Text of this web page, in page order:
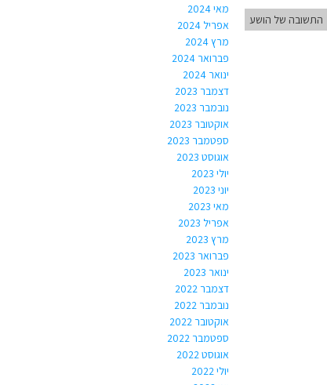
התשובה של הושע
מאי 2024
אפריל 2024
מרץ 2024
פברואר 2024
ינואר 2024
דצמבר 2023
נובמבר 2023
אוקטובר 2023
ספטמבר 2023
אוגוסט 2023
יולי 2023
יוני 2023
מאי 2023
אפריל 2023
מרץ 2023
פברואר 2023
ינואר 2023
דצמבר 2022
נובמבר 2022
אוקטובר 2022
ספטמבר 2022
אוגוסט 2022
יולי 2022